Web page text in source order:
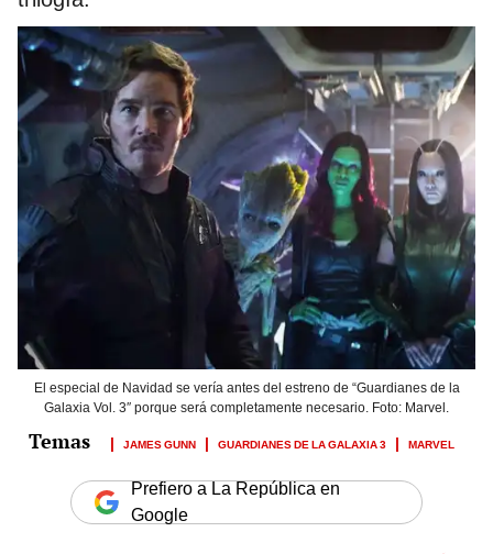
El especial de Navidad se vería antes del estreno de “Guardianes de la
Galaxia Vol. 3″ porque será completamente necesario. Foto: Marvel.
JAMES GUNN GUARDIANES DE LA GALAXIA 3 MARVEL
Prefiero a La República en
Google